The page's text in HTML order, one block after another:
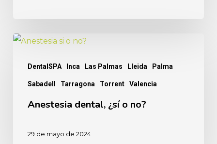
DentalSPA Inca Las Palmas Lleida Palma
Sabadell Tarragona Torrent Valencia
Anestesia
Anestesia dental, ¿sí o no?
29 de mayo de 2024